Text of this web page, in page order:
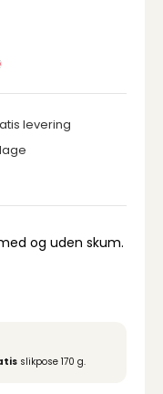
levering
og uden skum.
slikpose 170 g.